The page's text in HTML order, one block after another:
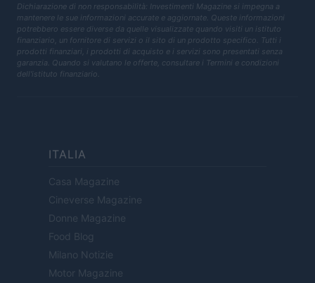
Dichiarazione di non responsabilità: Investimenti Magazine si impegna a
mantenere le sue informazioni accurate e aggiornate. Queste informazioni
potrebbero essere diverse da quelle visualizzate quando visiti un istituto
finanziario, un fornitore di servizi o il sito di un prodotto specifico. Tutti i
prodotti finanziari, i prodotti di acquisto e i servizi sono presentati senza
garanzia. Quando si valutano le offerte, consultare i Termini e condizioni
dell'istituto finanziario.
ITALIA
Casa Magazine
Cineverse Magazine
Donne Magazine
Food Blog
Milano Notizie
Motor Magazine